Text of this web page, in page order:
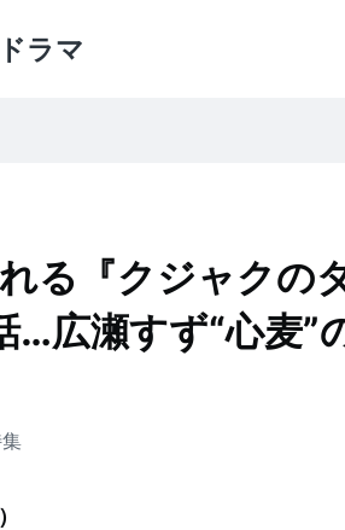
ラマ
る『クジャクの
…広瀬すず“心麦”